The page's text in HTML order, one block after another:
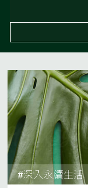
#深入永續生活